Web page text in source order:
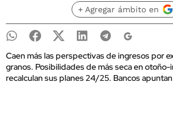
+ Agregar ámbito en
Caen más las perspectivas de ingresos por
granos. Posibilidades de más seca en
recalculan sus planes 24/25. Bancos